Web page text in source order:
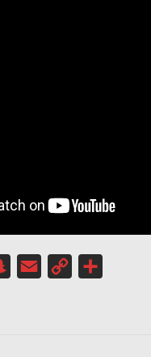
Snapchat
Email
Copy